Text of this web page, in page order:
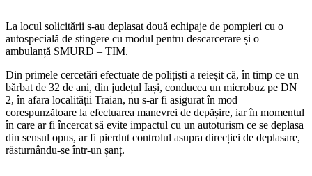
La locul solicitării s-au deplasat două echipaje de pompieri cu o
autospecială de stingere cu modul pentru descarcerare și o
ambulanță SMURD – TIM.
Din primele cercetări efectuate de polițiști a reieșit că, în timp ce un
bărbat de 32 de ani, din județul Iași, conducea un microbuz pe DN
2, în afara localității Traian, nu s-ar fi asigurat în mod
corespunzătoare la efectuarea manevrei de depășire, iar în momentul
în care ar fi încercat să evite impactul cu un autoturism ce se deplasa
din sensul opus, ar fi pierdut controlul asupra direcției de deplasare,
răsturnându-se într-un șanț.